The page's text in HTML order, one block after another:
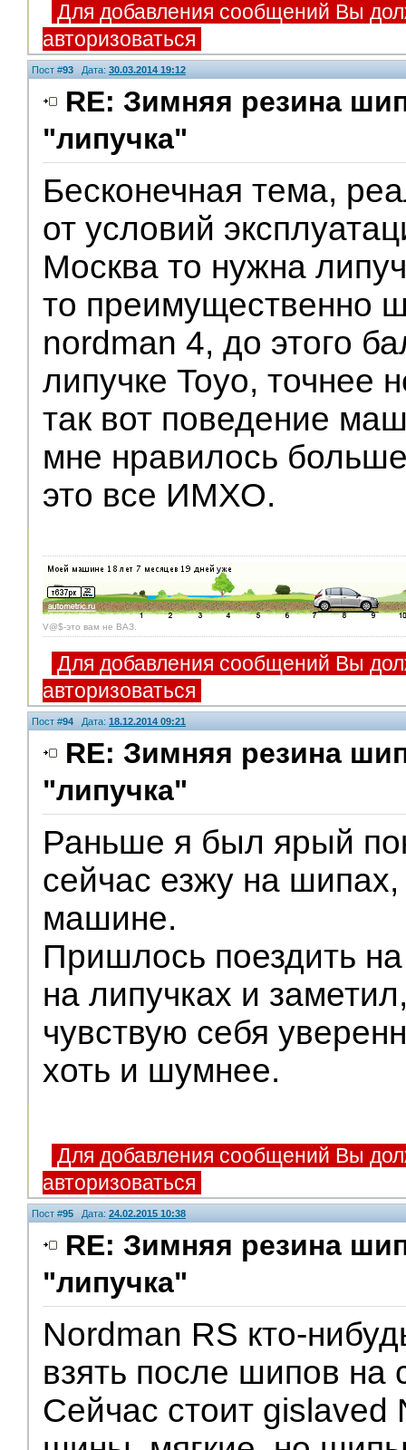
Для добавления сообщений Вы
авторизоваться
Пост #93 Дата: 30.03.2014 19:12
RE: Зимняя резина
"липучка"
Бесконечная тема,
от условий
Москва то нужна
то преимущественно
nordman 4, до этого
липучке Toyo, точнее
так вот поведение
мне нравилось
это все ИМХО.
V@$-это вам не ВАЗ.
Для добавления сообщений Вы
авторизоваться
Пост #94Дата: 18.12.2014 09:21
RE: Зимняя резина
"липучка"
Раньше я был ярый
сейчас езжу на шипах,
машине.
Пришлось поездить
на липучках и
чувствую себя
хоть и шумнее.
Для добавления сообщений Вы
авторизоваться
Пост #95 Дата: 24.02.2015 10:38
RE: Зимняя резина
"липучка"
Nordman RS кто-
взять после шипов
Сейчас стоит